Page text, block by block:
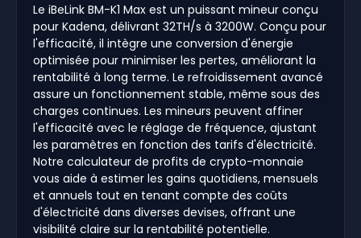
Le iBeLink BM-K1 Max est un puissant mineur conçu
pour Kadena, délivrant 32TH/s à 3200W. Conçu pour
l'efficacité, il intègre une conversion d'énergie
optimisée pour minimiser les pertes, améliorant la
rentabilité à long terme. Le refroidissement avancé
assure un fonctionnement stable, même sous des
charges continues. Les mineurs peuvent affiner
l'efficacité avec le réglage de fréquence, ajustant
les paramètres en fonction des tarifs d'électricité.
Notre calculateur de profits de crypto-monnaie
vous aide à estimer les gains quotidiens, mensuels
et annuels tout en tenant compte des coûts
d'électricité dans diverses devises, offrant une
visibilité claire sur la rentabilité potentielle.